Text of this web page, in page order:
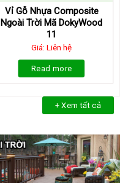
Vỉ Gỗ Nhựa Composite
Ngoài Trời Mã DokyWood
11
Giá: Liên hệ
Read more
+ Xem tất cả